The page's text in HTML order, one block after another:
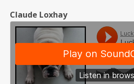
Claude Loxhay